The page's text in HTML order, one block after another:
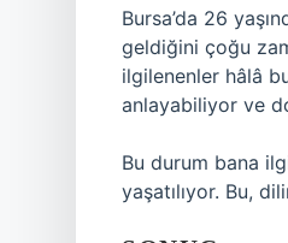
Bursa’da 26
geldiğini çoğu
ilgilenenler hâlâ
anlayabiliyor ve
Bu durum bana
yaşatılıyor. Bu,